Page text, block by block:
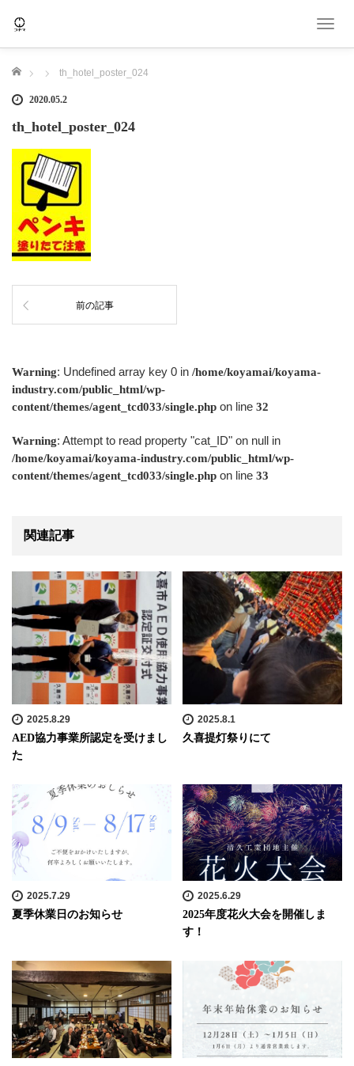
T
ホーム th_hotel_poster_024
2020.05.2
th_hotel_poster_024
前の記事
Warning: Undefined array key 0 in /home/koyamai/koyama-
industry.com/public_html/wp-
content/themes/agent_tcd033/single.php on line 32
Warning: Attempt to read property "cat_ID" on null in
/home/koyamai/koyama-industry.com/public_html/wp-
content/themes/agent_tcd033/single.php on line 33
関連記事
2025.8.29
AED協力事業所認定を受けまし
た
2025.8.1
久喜提灯祭りにて
2025.7.29
夏季休業日のお知らせ
2025.6.29
2025年度花火大会を開催しま
す！